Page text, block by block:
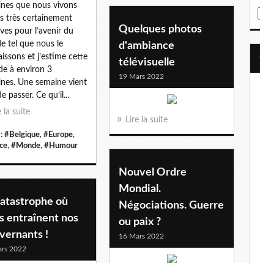
que nous vivons
très certainement
pour l’avenir du
tel que nous le
et j’estime cette
à environ 3
Une semaine vient
passer. Ce qu’il...
la suite
#Belgique, #Europe,
, #Monde, #Humour
Quelques photos
d'ambiance
télévisuelle
19 Mars 2022
Lire la suite
Nouvel Ordre
Mondial.
Négociations. Guerre
ou paix ?
16 Mars 2022
où
entraînent nos
!
2022